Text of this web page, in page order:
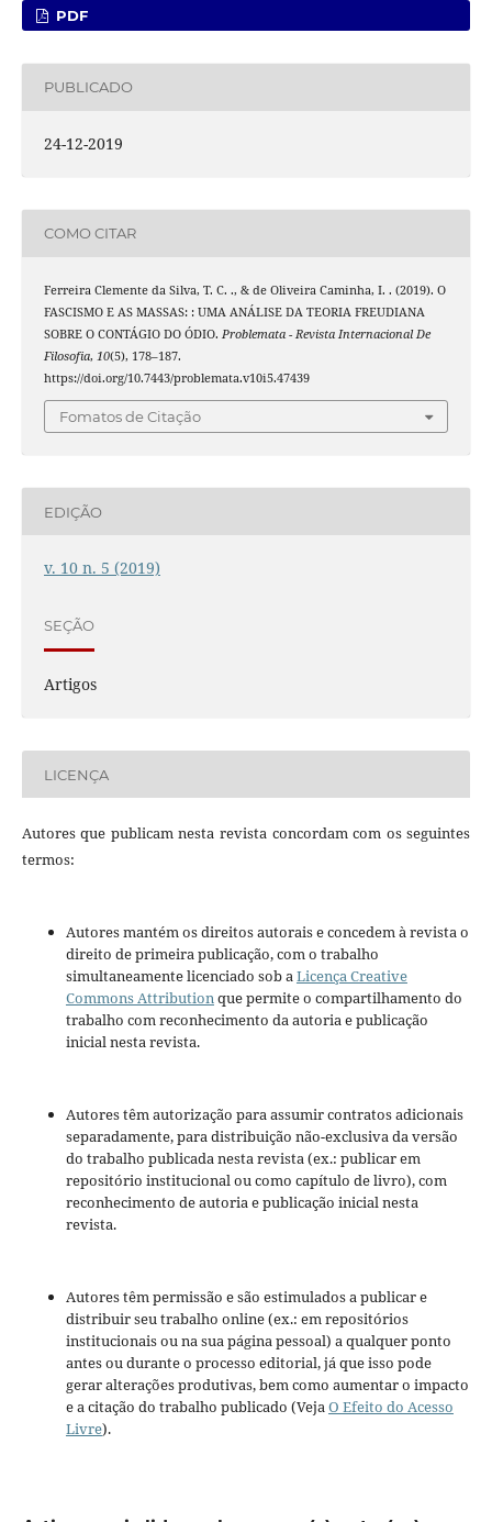
PDF
PUBLICADO
24-12-2019
COMO CITAR
Ferreira Clemente da Silva, T. C. ., & de Oliveira Caminha, I. . (2019). O
FASCISMO E AS MASSAS: : UMA ANÁLISE DA TEORIA FREUDIANA
SOBRE O CONTÁGIO DO ÓDIO. Problemata - Revista Internacional De
Filosofia, 10(5), 178–187.
https://doi.org/10.7443/problemata.v10i5.47439
Fomatos de Citação
EDIÇÃO
v. 10 n. 5 (2019)
SEÇÃO
Artigos
LICENÇA
Autores que publicam nesta revista concordam com os seguintes
termos:
Autores mantém os direitos autorais e concedem à revista o
direito de primeira publicação, com o trabalho
simultaneamente licenciado sob aLicença Creative
Commons Attributionque permite o compartilhamento do
trabalho com reconhecimento da autoria e publicação
inicial nesta revista.
Autores têm autorização para assumir contratos adicionais
separadamente, para distribuição não-exclusiva da versão
do trabalho publicada nesta revista (ex.: publicar em
repositório institucional ou como capítulo de livro), com
reconhecimento de autoria e publicação inicial nesta
revista.
Autores têm permissão e são estimulados a publicar e
distribuir seu trabalho online (ex.: em repositórios
institucionais ou na sua página pessoal) a qualquer ponto
antes ou durante o processo editorial, já que isso pode
gerar alterações produtivas, bem como aumentar o impacto
e a citação do trabalho publicado (VejaO Efeito do Acesso
Livre).